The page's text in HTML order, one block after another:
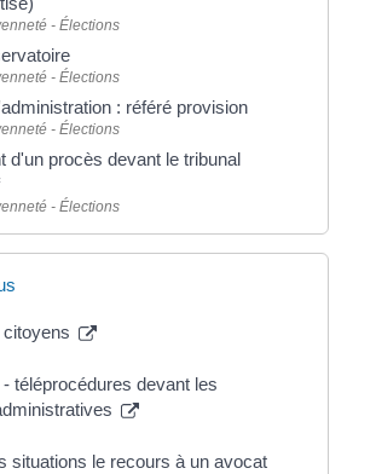
- Élections
- Élections
: référé provision
- Élections
d'un procès devant le tribunal
- Élections
téléprocédures devant les
situations le recours à un avocat